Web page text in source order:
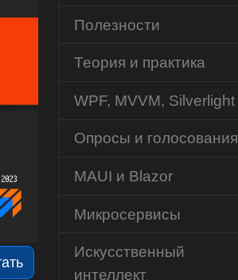
Полезности
Теория и практика
WPF, MVVM, Silverlight
Опросы и голосования
MAUI и Blazor
Микросервисы
Искусственный
интеллект